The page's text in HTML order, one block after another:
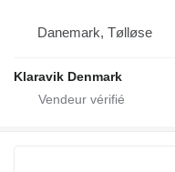
Danemark, Tølløse
Klaravik Denmark